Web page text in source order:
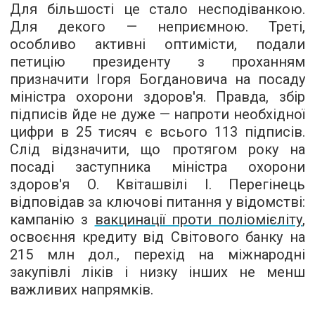
Для більшості це стало несподіванкою.
Для декого — неприємною. Треті,
особливо активні оптимісти, подали
петицію президенту з проханням
призначити Ігоря Богдановича на посаду
міністра охорони здоров'я. Правда, збір
підписів йде не дуже — напроти необхідної
цифри в 25 тисяч є всього 113 підписів.
Слід відзначити, що протягом року на
посаді заступника міністра охорони
здоров'я О. Квіташвілі І. Перегінець
відповідав за ключові питання у відомстві:
кампанію з вакцинації проти поліомієліту,
освоєння кредиту від Світового банку на
215 млн дол., перехід на міжнародні
закупівлі ліків і низку інших не менш
важливих напрямків.